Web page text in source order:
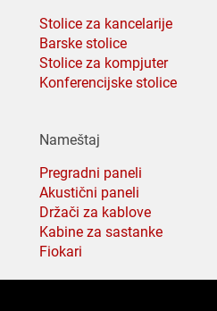
Stolice za kancelarije
Barske stolice
Stolice za kompjuter
Konferencijske stolice
Nameštaj
Pregradni paneli
Akustični paneli
Držači za kablove
Kabine za sastanke
Fiokari